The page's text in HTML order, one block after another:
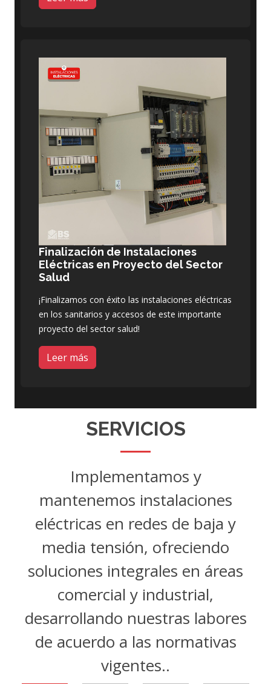
Finalización de Instalaciones
Eléctricas en Proyecto del Sector
Salud
¡Finalizamos con éxito las instalaciones eléctricas
en los sanitarios y accesos de este importante
proyecto del sector salud!
Leer más
SERVICIOS
Implementamos y
mantenemos instalaciones
eléctricas en redes de baja y
media tensión, ofreciendo
soluciones integrales en áreas
comercial y industrial,
desarrollando nuestras labores
de acuerdo a las normativas
vigentes..